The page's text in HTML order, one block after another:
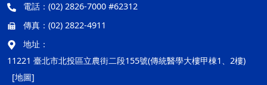
電話： (02) 2826-7000 #62312
傳真： (02) 2822-4911
地址：
11221 臺北市北投區立農街二段155號(傳統醫學大樓甲棟1、2樓)
[地圖]